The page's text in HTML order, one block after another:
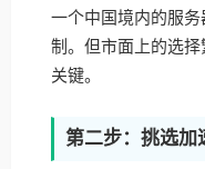
一个中国境内的服
制。但市面上的选
关键。
第二步：挑选加